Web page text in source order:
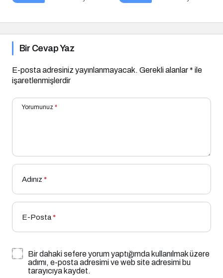
Bir Cevap Yaz
E-posta adresiniz yayınlanmayacak. Gerekli alanlar* ile
işaretlenmişlerdir
Yorumunuz *
Adınız *
E-Posta*
Bir dahaki sefere yorum yaptığımda kullanılmak üzere
adımı, e-posta adresimi ve web site adresimi bu
tarayıcıya kaydet.